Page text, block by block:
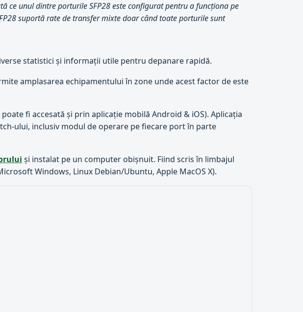
ce unul dintre porturile SFP28 este configurat pentru a funcționa pe
suportă rate de transfer mixte doar când toate porturile sunt
statistici și informații utile pentru depanare rapidă.
amplasarea echipamentului în zone unde acest factor de este
poate fi accesată și prin aplicație mobilă Android & iOS). Aplicația
ului, inclusiv modul de operare pe fiecare port în parte
și instalat pe un computer obișnuit. Fiind scris în limbajul
Windows, Linux Debian/Ubuntu, Apple MacOS X).